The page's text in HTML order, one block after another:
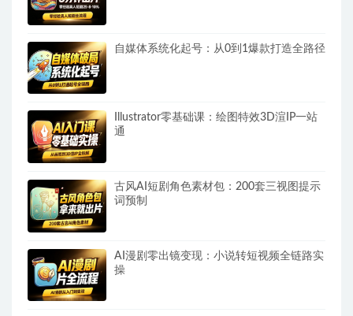
自媒体系统化起号：从0到1爆款打造全路径
Illustrator零基础课：绘图特效3D渲IP一站
通
古风AI短剧角色素材包：200套三视图提示
词预制
AI漫剧零出镜变现：小说转短视频全链路实
操